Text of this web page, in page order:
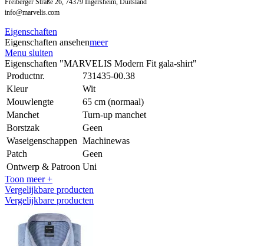
info@marvelis.com
Eigenschaften
Eigenschaften ansehenmeer
Menu sluiten
Eigenschaften "MARVELIS Modern Fit gala-shirt"
Productnr.
731435-00.38
Kleur
Wit
Mouwlengte
65 cm (normaal)
Manchet
Turn-up manchet
Borstzak
Geen
Waseigenschappen Machinewas
Patch
Geen
Ontwerp & Patroon Uni
Toon meer +
Vergelijkbare producten
Vergelijkbare producten